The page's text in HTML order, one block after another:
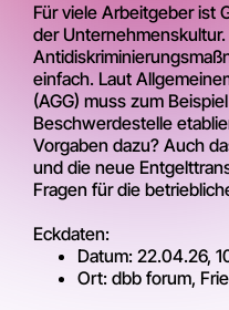
Für viele Arbeitgeber ist
der
einfach. Laut
(AGG) muss zum
Beschwerdestelle
Vorgaben dazu? Auch
und die neue
Fragen für die
Eckdaten:
Datum: 22.04.26,
Ort: dbb forum,